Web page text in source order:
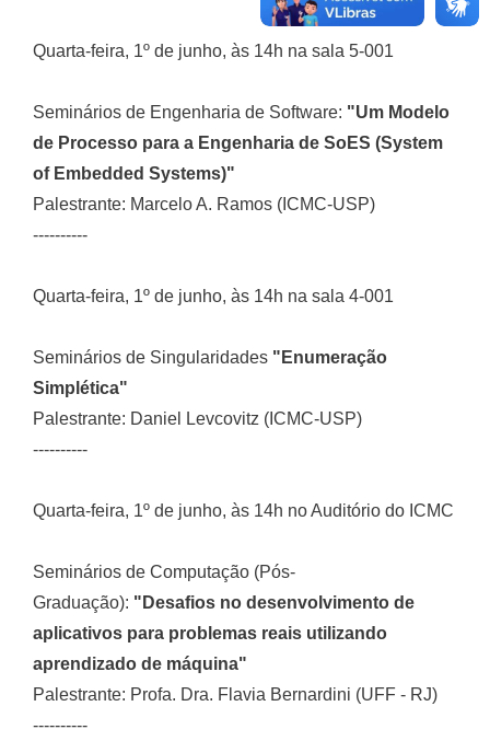
Quarta-feira, 1º de junho, às 14h na sala 5-001
Seminários de Engenharia de Software: "Um Modelo
de Processo para a Engenharia de SoES (System
of Embedded Systems)"
Palestrante: Marcelo A. Ramos (ICMC-USP)
----------
Quarta-feira, 1º de junho, às 14h na sala 4-001
Seminários de Singularidades "Enumeração
Simplética"
Palestrante: Daniel Levcovitz (ICMC-USP)
----------
Quarta-feira, 1º de junho, às 14h no Auditório do ICMC
Seminários de Computação (Pós-
Graduação): "Desafios no desenvolvimento de
aplicativos para problemas reais utilizando
aprendizado de máquina"
Palestrante: Profa. Dra. Flavia Bernardini (UFF - RJ)
----------